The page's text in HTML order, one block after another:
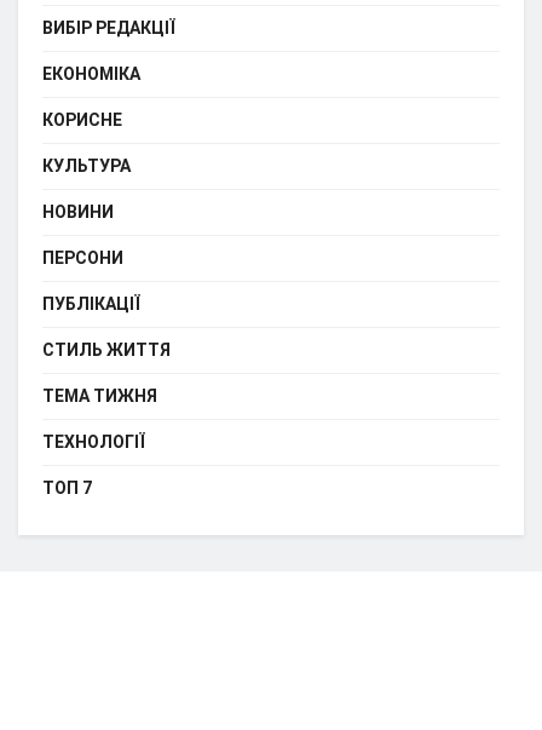
ВИБІР РЕДАКЦІЇ
ЕКОНОМІКА
КОРИСНЕ
КУЛЬТУРА
НОВИНИ
ПЕРСОНИ
ПУБЛІКАЦІЇ
СТИЛЬ ЖИТТЯ
ТЕМА ТИЖНЯ
ТЕХНОЛОГІЇ
ТОП 7